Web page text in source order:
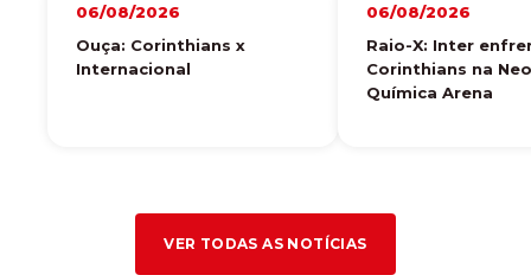
06/08/2026
Ouça: Corinthians x
Internacional
06/08/2026
Raio-X: Inter
Corinthians na Neo
Química Arena
VER TODAS AS NOTÍCIAS